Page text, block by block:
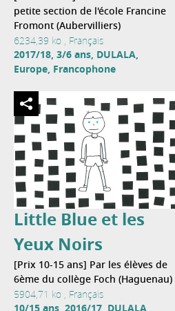
petite section de l'école Francine
Fromont (Aubervilliers)
6234,39 ko , Français
2017/18, 3/6 ans, DULALA,
Europe, Francophone
Little Blue et les
Yeux Noirs
[Prix 10-15 ans] Par les élèves de
6ème du collège Foch (Haguenau)
5904,71 ko , Français